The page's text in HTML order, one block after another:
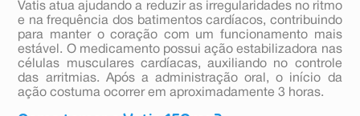
Vatis atua ajudando a reduzir as irregularidades no ritmo
e na frequência dos batimentos cardíacos, contribuindo
para manter o coração com um funcionamento mais
estável. O medicamento possui ação estabilizadora nas
células musculares cardíacas, auxiliando no controle
das arritmias. Após a administração oral, o início da
ação costuma ocorrer em aproximadamente 3 horas.